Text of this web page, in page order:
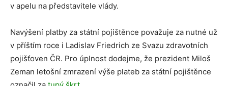
v apelu na představitele vlády.
Navýšení platby za státní pojištěnce považuje za nutné už
v příštím roce i Ladislav Friedrich ze Svazu zdravotních
pojišťoven ČR. Pro úplnost dodejme, že prezident Miloš
Zeman letošní zmrazení výše plateb za státní pojištěnce